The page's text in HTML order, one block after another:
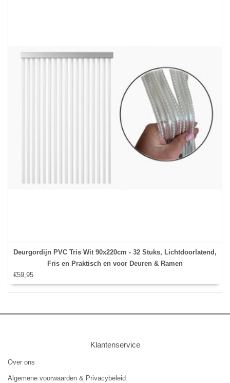
Deurgordijn PVC Tris Wit 90x220cm - 32 Stuks, Lichtdoorlatend,
Fris en Praktisch en voor Deuren & Ramen
€59,95
Klantenservice
Over ons
Algemene voorwaarden & Privacybeleid